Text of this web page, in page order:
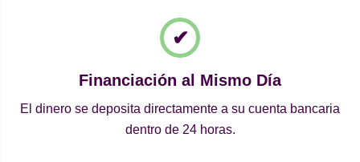
Financiación al Mismo Día
El dinero se deposita directamente a su cuenta bancaria
dentro de 24 horas.